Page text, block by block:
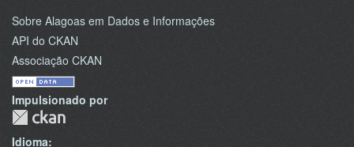
Sobre Alagoas em Dados e Informações
API do CKAN
Associação CKAN
Impulsionado por
Idioma